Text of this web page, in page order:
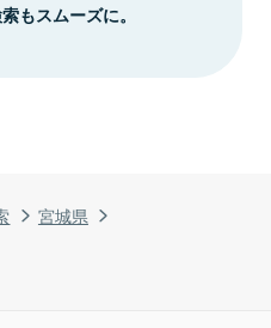
宮城県
もスムーズに。